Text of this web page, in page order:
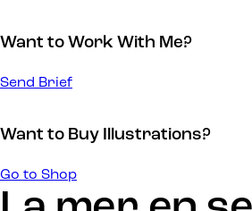
Want to Work With Me?
Send Brief
Want to Buy Illustrations?
Go to Shop